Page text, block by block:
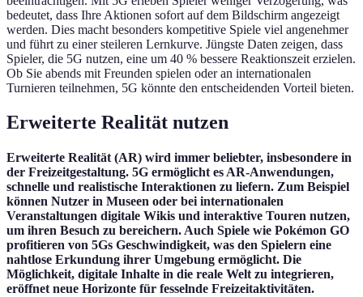
bedeutet, dass Ihre Aktionen sofort auf dem Bildschirm angezeigt
werden. Dies macht besonders kompetitive Spiele viel angenehmer
und führt zu einer steileren Lernkurve. Jüngste Daten zeigen, dass
Spieler, die 5G nutzen, eine um 40 % bessere Reaktionszeit erzielen.
Ob Sie abends mit Freunden spielen oder an internationalen
Turnieren teilnehmen, 5G könnte den entscheidenden Vorteil bieten.
Erweiterte Realität nutzen
Erweiterte Realität (AR) wird immer beliebter, insbesondere in
der Freizeitgestaltung. 5G ermöglicht es AR-Anwendungen,
schnelle und realistische Interaktionen zu liefern. Zum Beispiel
können Nutzer in Museen oder bei internationalen
Veranstaltungen digitale Wikis und interaktive Touren nutzen,
um ihren Besuch zu bereichern. Auch Spiele wie Pokémon GO
profitieren von 5Gs Geschwindigkeit, was den Spielern eine
nahtlose Erkundung ihrer Umgebung ermöglicht. Die
Möglichkeit, digitale Inhalte in die reale Welt zu integrieren,
eröffnet neue Horizonte für fesselnde Freizeitaktivitäten.